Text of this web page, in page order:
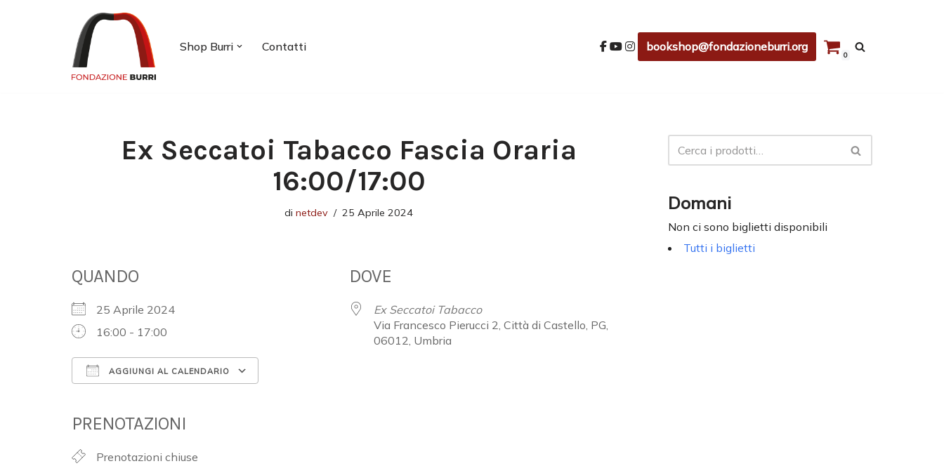
Shop Burri Contatti bookshop@fondazioneburri.org
0
Ex Seccatoi Tabacco Fascia Oraria
16:00/17:00
di netdev 25 Aprile 2024
QUANDO
25 Aprile 2024
16:00 - 17:00
AGGIUNGI AL CALENDARIO
PRENOTAZIONI
Prenotazioni chiuse
DOVE
Ex Seccatoi Tabacco
Via Francesco Pierucci 2, Città di Castello, PG,
06012, Umbria
Domani
Non ci sono biglietti disponibili
Tutti i biglietti